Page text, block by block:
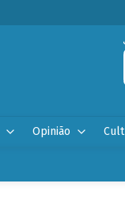
Opinião